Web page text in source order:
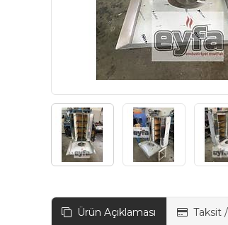
Ürün Açıklaması Taksit